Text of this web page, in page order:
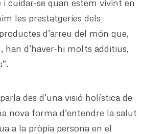
i cuidar-se quan estem vivint en
les prestatgeries dels
d’arreu del món que,
han d’haver-hi molts additius,
des d’una visió holística de
nova forma d’entendre la salut
a la pròpia persona en el